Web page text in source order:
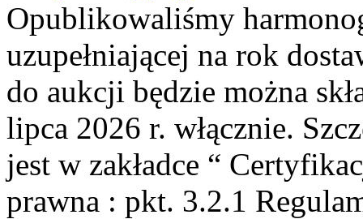
Opublikowaliśmy
uzupełniającej na rok
do aukcji będzie można
lipca 2026 r. włącznie.
jest w zakładce “
prawna : pkt. 3.2.1